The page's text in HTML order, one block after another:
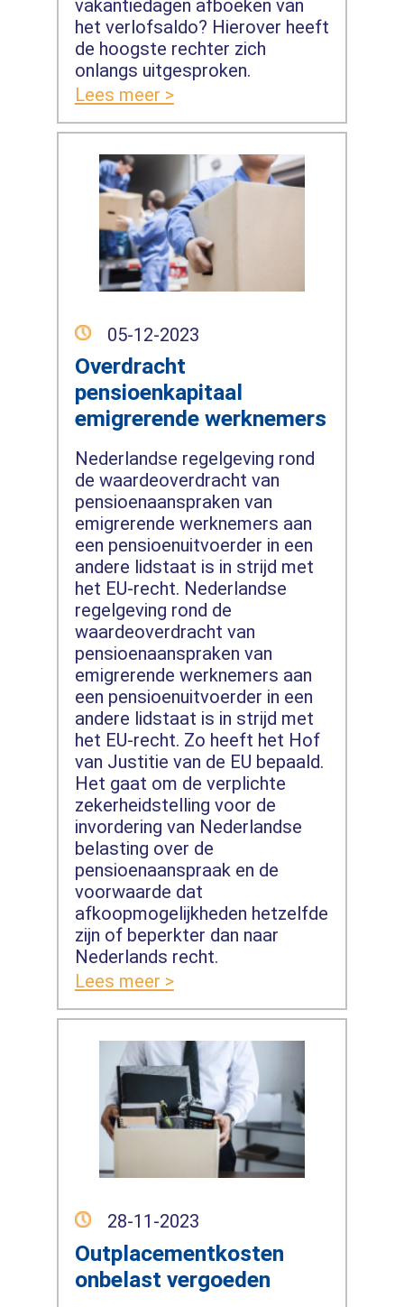
vakantiedagen afboeken van
het verlofsaldo? Hierover heeft
de hoogste rechter zich
onlangs uitgesproken.
Lees meer >
05-12-2023
Overdracht
pensioenkapitaal
emigrerende werknemers
Nederlandse regelgeving rond
de waardeoverdracht van
pensioenaanspraken van
emigrerende werknemers aan
een pensioenuitvoerder in een
andere lidstaat is in strijd met
het EU-recht. Nederlandse
regelgeving rond de
waardeoverdracht van
pensioenaanspraken van
emigrerende werknemers aan
een pensioenuitvoerder in een
andere lidstaat is in strijd met
het EU-recht. Zo heeft het Hof
van Justitie van de EU bepaald.
Het gaat om de verplichte
zekerheidstelling voor de
invordering van Nederlandse
belasting over de
pensioenaanspraak en de
voorwaarde dat
afkoopmogelijkheden hetzelfde
zijn of beperkter dan naar
Nederlands recht.
Lees meer >
28-11-2023
Outplacementkosten
onbelast vergoeden